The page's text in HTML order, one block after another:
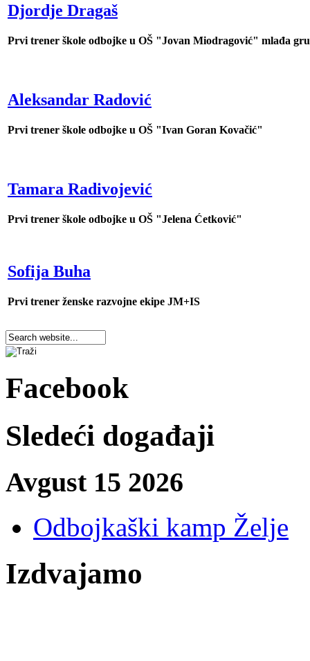
Djordje Dragaš
Prvi trener škole odbojke u OŠ "Jovan Miodragović" mlađa
Aleksandar Radović
Prvi trener škole odbojke u OŠ "Ivan Goran Kovačić"
Tamara Radivojević
Prvi trener škole odbojke u OŠ "Jelena Ćetković"
Sofija Buha
Prvi trener ženske razvojne ekipe JM+IS
Facebook
Sledeći događaji
Avgust 15 2026
Odbojkaški kamp Želje
Izdvajamo